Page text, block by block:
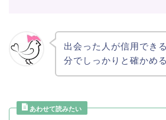
出会った人が信用でき
分でしっかりと確かめ